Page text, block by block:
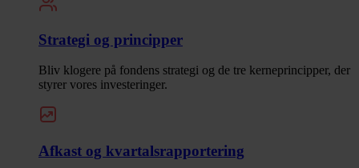
Strategi og principper
Bliv klogere på fondens strategi og de tre kerneprincipper, der
styrer vores investeringer.
Afkast og kvartalsrapportering